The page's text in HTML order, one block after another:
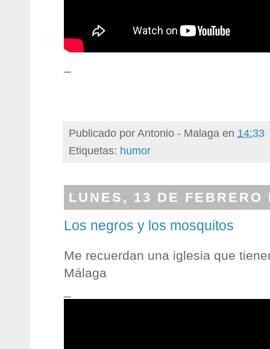
Publicado porAntonio - Malaga en 14:33
Etiquetas: humor
LUNES, 13 DE FEBRERO
Los negros y los mosquitos
Me recuerdan una iglesia que
Málaga